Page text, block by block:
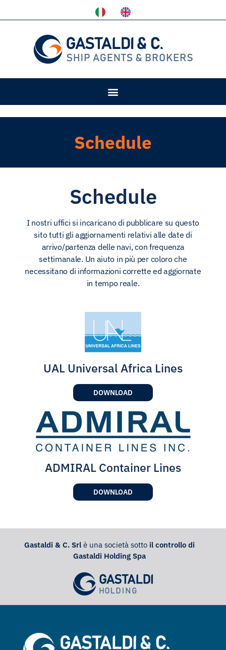
Schedule
Schedule
I nostri uffici si incaricano di pubblicare su questo
sito tutti gli aggiornamenti relativi alle date di
arrivo/partenza delle navi, con frequenza
settimanale. Un aiuto in più per coloro che
necessitano di informazioni corrette ed aggiornate
in tempo reale.
UAL Universal Africa Lines
DOWNLOAD
ADMIRAL Container Lines
DOWNLOAD
Gastaldi & C. Srl è una società sotto il controllo di
Gastaldi Holding Spa